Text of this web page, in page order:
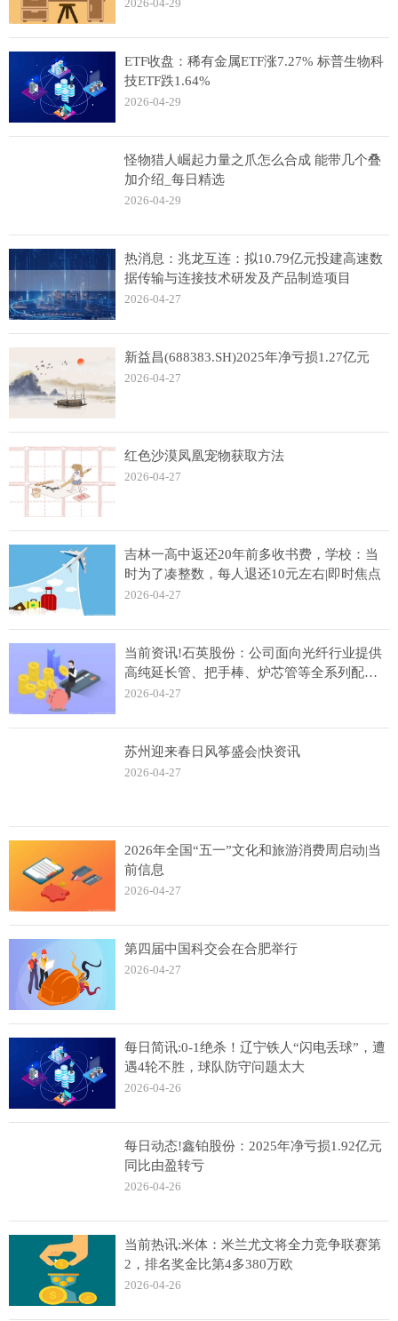
2026-04-29
ETF收盘：稀有金属ETF涨7.27% 标普生物科
技ETF跌1.64%
2026-04-29
怪物猎人崛起力量之爪怎么合成 能带几个叠
加介绍_每日精选
2026-04-29
热消息：兆龙互连：拟10.79亿元投建高速数
据传输与连接技术研发及产品制造项目
2026-04-27
新益昌(688383.SH)2025年净亏损1.27亿元
2026-04-27
红色沙漠凤凰宠物获取方法
2026-04-27
吉林一高中返还20年前多收书费，学校：当
时为了凑整数，每人退还10元左右|即时焦点
2026-04-27
当前资讯!石英股份：公司面向光纤行业提供
高纯延长管、把手棒、炉芯管等全系列配套
材料，同时也积极推广光纤用衬套管
2026-04-27
苏州迎来春日风筝盛会|快资讯
2026-04-27
2026年全国“五一”文化和旅游消费周启动|当
前信息
2026-04-27
第四届中国科交会在合肥举行
2026-04-27
每日简讯:0-1绝杀！辽宁铁人“闪电丢球”，遭
遇4轮不胜，球队防守问题太大
2026-04-26
每日动态!鑫铂股份：2025年净亏损1.92亿元
同比由盈转亏
2026-04-26
当前热讯:米体：米兰尤文将全力竞争联赛第
2，排名奖金比第4多380万欧
2026-04-26